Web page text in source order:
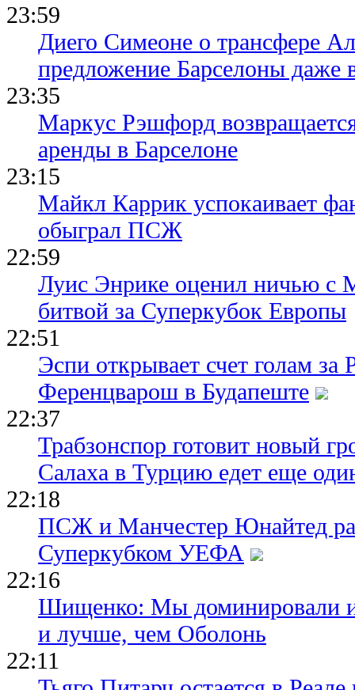
23:59
Диего Симеоне о трансфере
предложение Барселоны даже
23:35
Маркус Рэшфорд
аренды в Барселоне
23:15
Майкл Каррик успокаивает
обыграл ПСЖ
22:59
Луис Энрике оценил ничью с
битвой за Суперкубок Европы
22:51
Эспи открывает счет голам
Ференцварош в Будапеште
22:37
Трабзонспор готовит новый
Салаха в Турцию едет еще
22:18
ПСЖ и Манчестер Юнайтед
Суперкубком УЕФА
22:16
Шищенко: Мы доминировали
и лучше, чем Оболонь
22:11